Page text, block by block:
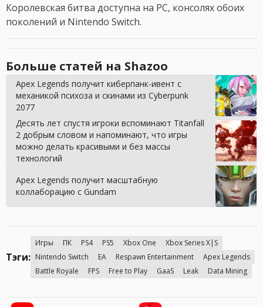
Королевская битва доступна на PC, консолях обоих
поколений и Nintendo Switch.
Больше статей на Shazoo
Apex Legends получит киберпанк-ивент с
механикой психоза и скинами из Cyberpunk
2077
Десять лет спустя игроки вспоминают Titanfall
2 добрым словом и напоминают, что игры
можно делать красивыми и без массы
технологий
Apex Legends получит масштабную
коллаборацию с Gundam
Тэги:
Игры ПК PS4 PS5 Xbox One
Xbox Series X|S
Nintendo Switch
EA Respawn Entertainment
Apex Legends
Battle Royale
FPS Free to Play GaaS Leak Data Mining